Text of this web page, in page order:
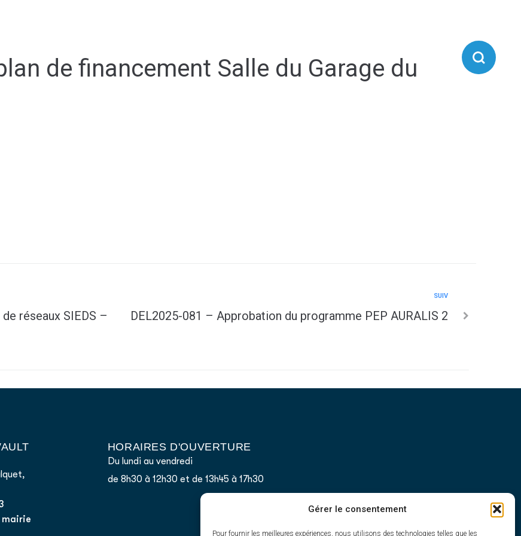
Gérer le consentement
Pour fournir les meilleures expériences, nous utilisons des technologies telles que les
de financement Salle du Garage du
réseaux SIEDS –
SUIV
DEL2025-081 – Approbation du programme PEP AURALIS 2
HORAIRES D'OUVERTURE
Du lundi au vendredi
de 8h30 à 12h30 et de 13h45 à 17h30